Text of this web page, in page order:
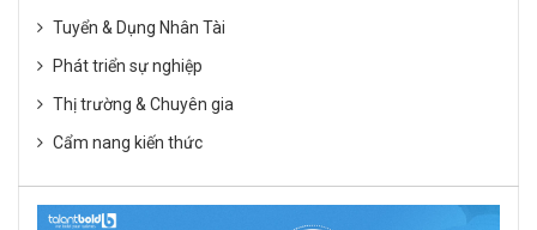
Tuyển & Dụng Nhân Tài
Phát triển sự nghiệp
Thị trường & Chuyên gia
Cẩm nang kiến thức